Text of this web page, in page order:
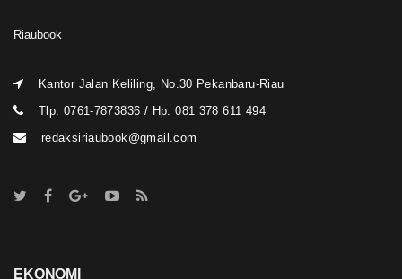
Riaubook
Kantor Jalan Keliling, No.30 Pekanbaru-Riau
Tlp: 0761-7873836 / Hp: 081 378 611 494
redaksiriaubook@gmail.com
EKONOMI